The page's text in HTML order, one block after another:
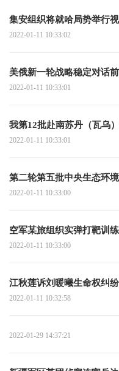
集安组织将就哈局势举行
2022-01-11 10:33:02
美俄新一轮战略稳定对话
2022-01-11 10:33:01
我第12批赴南苏丹（瓦乌
2022-01-11 10:33:01
第二轮第五批中央生态环
2022-01-11 10:33:00
空军某旅组织实弹打靶训练
2022-01-11 10:33:00
江秋莲诉刘暖曦生命权纠
2022-01-11 10:32:58
2022-01-29 14:37:21